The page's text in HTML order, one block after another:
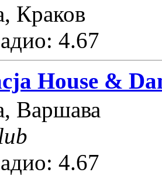
Краков
4.67
House &
Варшава
4.67